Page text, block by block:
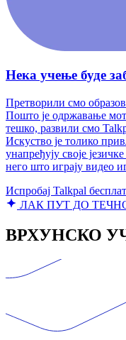
Нека учење буде
Претворили смо
Пошто је одржавање
тешко, развили смо
Искуство је толико
унапређују своје
него што играју видео
Испробај Talkpal
ЛАК ПУТ ДО
ВРХУНСКО